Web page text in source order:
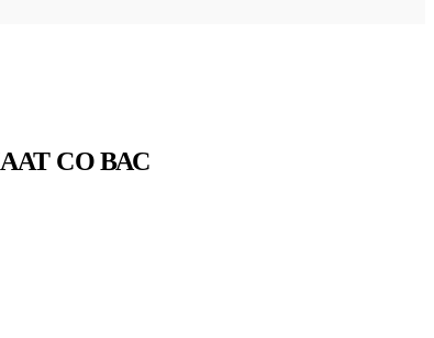
СО ВАС